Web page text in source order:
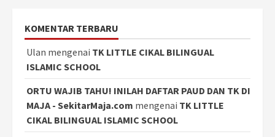
KOMENTAR TERBARU
Ulan mengenai TK LITTLE CIKAL BILINGUAL
ISLAMIC SCHOOL
ORTU WAJIB TAHU! INILAH DAFTAR PAUD DAN TK DI
MAJA - SekitarMaja.com mengenai TK LITTLE
CIKAL BILINGUAL ISLAMIC SCHOOL